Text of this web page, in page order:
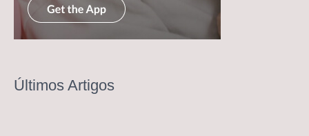
Últimos Artigos